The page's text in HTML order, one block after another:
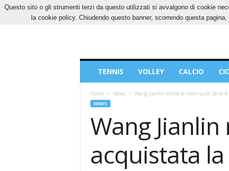
SABATO, 8 AGOSTO 2026 CONTATTI COOKIES
Sport
TENNIS VOLLEY CALCIO
Home News Wang Jianlin mette le mani sulla Serie
NEWS
Wang
acquistata
Questo sito o gli strumenti terzi da questo utilizzati si avvalgono di cookie
la cookie policy. Chiudendo questo banner, scorrendo questa